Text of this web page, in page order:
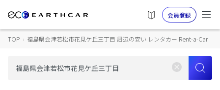
会員登録
TOP › 福島県会津若松市花見ケ丘三丁目 周辺の安い レンタカー Rent-a-Car